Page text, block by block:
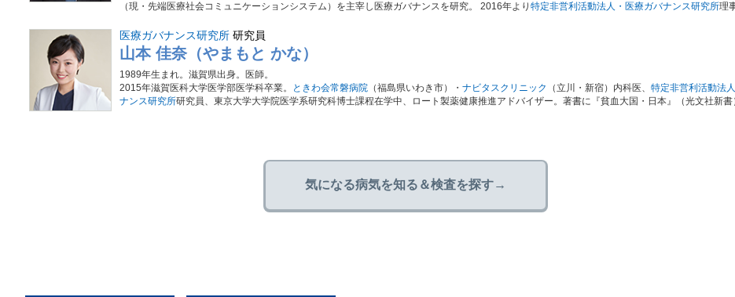
（現・先端医療社会コミュニケーションシステム）を主宰し医療ガバナンスを研究。 2016年より 特定非営利活動法人・医療ガバナンス研究所理
医療ガバナンス研究所 研究員
山本 佳奈（やまもと かな）
1989年生まれ。滋賀県出身。医師。
2015年滋賀医科大学医学部医学科卒業。
ときわ会常磐病院 （福島県いわき市）・ ナビタスクリニック （立川・新宿）内科医、 特定非営利活動法
ナンス研究所研究員、東京大学大学院医学系研究科博士課程在学中、ロート製薬健康推進アドバイザー。著書に『貧血大国・日本』（光文社新書
気になる病気を知る＆検査を探す→